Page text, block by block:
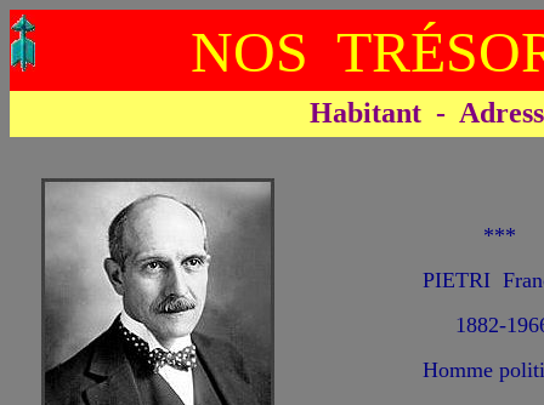
NOS
Habitant -
***
PIETRI
1882-
Homme